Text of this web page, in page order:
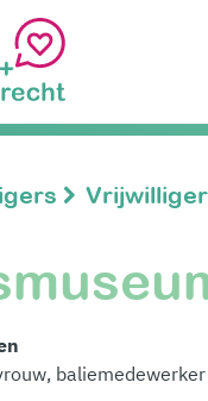
baliemedewerker